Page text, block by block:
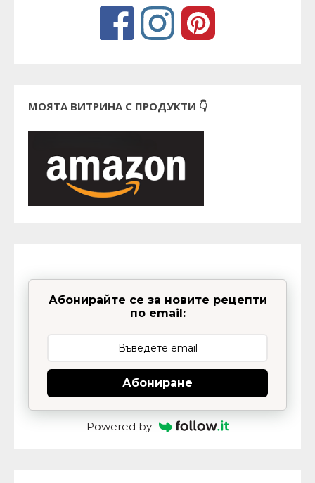
МОЯТА ВИТРИНА С ПРОДУКТИ 👇
Абонирайте се за новите рецепти
по email:
Абониране
Powered by